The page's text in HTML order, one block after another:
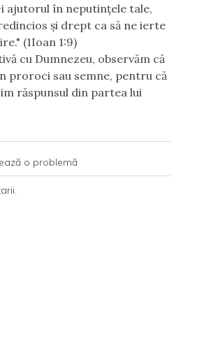
ajutorul în neputințele tale,
și drept ca să ne ierte
(1Ioan 1:9)
cu Dumnezeu, observăm că
proroci sau semne, pentru că
răspunsul din partea lui
o problemă